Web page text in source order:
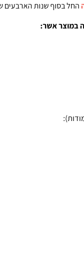
החל בסוף שנות הארבעים
במוצר אשר: